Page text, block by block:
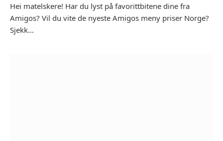
Hei matelskere! Har du lyst på favorittbitene dine fra
Amigos? Vil du vite de nyeste Amigos meny priser Norge?
Sjekk…